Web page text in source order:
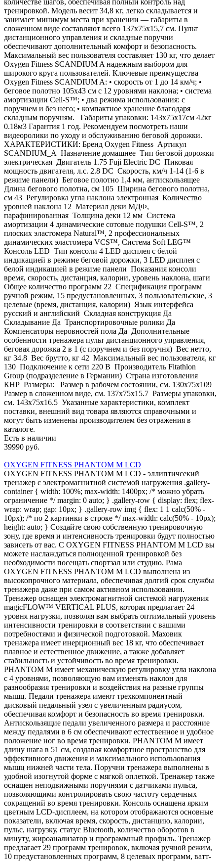
количестве шагов, обеспечивая полный контроль над
тренировкой. Модель весит 34,8 кг, легко складывается и
занимает минимум места при хранении — габариты в
сложенном виде составляют всего 137х75х15,7 см. Пульт
дистанционного управления и складные поручни
обеспечивают дополнительный комфорт и безопасность.
Максимальный вес пользователя составляет 130 кг, что делает
Oxygen Fitness SCANDIUM A надежным выбором для
широкого круга пользователей. Ключевые преимущества
Oxygen Fitness SCANDIUM A: • скорость от 1 до 14 км/ч; •
беговое полотно 105х43 см с 12 уровнями наклона; • система
амортизации Cell-S™; • два режима использования: с
поручнем и без него; • компактное хранение благодаря
складным поручням. Габариты упаковки: 143х75х17см 42кг
0.18м3 Гарантия 1 год. Рекомендуем посмотреть наши
видеоролики по уходу и обслуживанию беговой дорожки.
ХАРАКТЕРИСТИКИ: Бренд Oxygen Fitness Артикул
SCANDIUM_A Назначение домашнее Тип беговой дорожки
электрическая Двигатель 1.75 Fuji Electric DC Пиковая
мощность двигателя, л.с. 2.8 DC Скорость, км/ч 1-14 (1-6 в
режиме панели) Беговое полотно 1,4 мм, антискользящее
Длина бегового полотна, см 105 Ширина бегового полотна,
см 43 Регулировка угла наклона электронная Количество
уровней наклона 12 Материал деки МДФ,
парафинированная Толщина деки 12 мм Система
амортизации 4 динамические сотовые подушки Cell-S™, 2
плоских эластомера Natural™, 2 профессиональных
динамических эластомера VCS™, Система Soft LEG™
Консоль LED Тип консоли 4 LED дисплея с белой
индикацией в режиме беговой дорожки, 3 LED дисплея с
белой индикацией в режиме панели Показания консоли
время, скорость, дистанция, калории, уровень наклона, шаги
Общее количество программ 22 Спецификация программ
ручной режим, 15 предустановленных, 3 пользовательские, 3
целевые (время, дистанция, калории) Язык интерфейса
русский и английский Складная конструкция Да
Складывание Да Транспортировочные ролики Да
Компенсаторы неровностей пола Да Дополнительные
особенности тренажера пульт дистанционного управления,
беговая дорожка 2 в 1 (с поручнем и без поручня) Вес нетто,
кг 34.8 Вес брутто, кг 42 Максимальный вес пользователя, кг
130 Подключение к сети 220 В Производитель Fitathlon
Group (подразделение в Германии) Страна изготовления
КНР Размеры: Размер в рабочем состоянии, см. 130х75x109
Размер в сложенном виде, см. 137х75x15.7 Размеры упаковки,
см. 143х75x16.5 Указанные характеристики, комплект
поставки, внешний вид товара являются справочными и
могут быть изменены производителем без отражения в
каталоге.
Есть в наличии
39990 руб.
OXYGEN FITNESS PHANTOM M LCD
OXYGEN FITNESS PHANTOM M LCD - эллиптичсекий
тренажер с электромагнитной системой нагружения .gallery-
container { width: 100%; max-width: 1400px; /* можно убрать
ограничение */ margin: 0 auto; } .gallery-row { display: flex; flex-
wrap: wrap; gap: 10px; } .gallery-row img { flex: 1 1 calc(50% -
10px); /* по 2 картинки в строке */ max-width: calc(50% - 10px);
height: auto; } Создайте свою собственную тренировочную
зону, где время и интенсивность тренировки будут полностью
зависеть от вас. С OXYGEN FITNESS PHANTOM M LCD вы
можете наслаждаться полноценной тренировкой без
необходимости посещать спортзал или студию. Рама
OXYGEN FITNESS PHANTOM M LCD выполнена из
высокопрочного материала, обеспечивая долгий срок службы
тренажера даже при самом активном использовании.
Тренажер оснащен электромагнитной системой нагружения
magicFLOW™ VERTICAL PLUS, которая предлагает 24
уровня нагрузки, позволяя вам выбрать оптимальный уровень
интенсивности тренировки в соответствии с вашими
потребностями и физической подготовкой. Маховик
тренажера имеет инерционный вес 18 кг, что обеспечивает
плавное и естественное движение, а также добавляет
стабильность и устойчивость во время тренировки.
PHANTOM M имеет механическую регулировку угла наклона
с 4 уровнями, позволяющую вам изменять наклон для
разнообразия тренировки и воздействия на разные группы
мышц. Педали тренажера имеют трехкомпонентный
дисковый педальный узел с увеличенным радиусом,
обеспечивая комфорт и безопасность во время тренировки.
Антискользящие педали увеличенного размера и расстояние
между педалями в 6 см обеспечивают естественное и удобное
положение ног во время тренировки. PHANTOM M имеет
длину шага в 51 см, создавая комфортное пространство для
эффективного движения и максимального использования
мышц нижней части тела. Поручни тренажера выполнены в
удобной изогнутой форме с мягкой оплеткой. Тренажер также
оснащен неподвижными поручнями с датчиками пульса,
позволяющими контролировать свою частоту сердечных
сокращений во время тренировки. Консоль оснащена ярким
цветным LCD-дисплеем, на котором отображаются основные
показатели, включая время, скорость, дистанцию, калории,
пульс, нагрузку, статус Bluetooth, количество оборотов в
минуту, жироанализатор и программный профиль. Тренажер
предлагает 29 программ тренировок, включая ручной режим,
10 предустановленных программ, 8 целевых программ, ватт-